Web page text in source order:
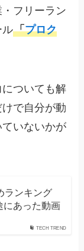
フリーラン
ル「プロク
についても解
で自分が動
いないかが
TECH TREND
ランキング
にあった動画